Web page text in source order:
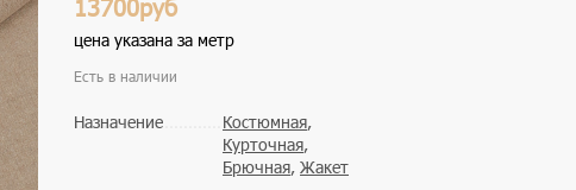
цена указана за метр
Есть в наличии
Назначение Костюмная,
Курточная,
Брючная, Жакет